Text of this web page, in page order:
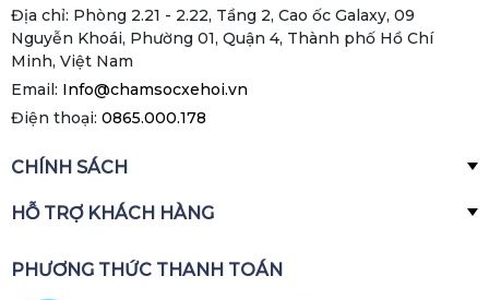
Địa chỉ: Phòng 2.21 - 2.22, Tầng 2, Cao ốc Galaxy, 09
Nguyễn Khoái, Phường 01, Quận 4, Thành phố Hồ Chí
Minh, Việt Nam
Email: Info@chamsocxehoi.vn
Điện thoại: 0865.000.178
CHÍNH SÁCH
HỖ TRỢ KHÁCH HÀNG
PHƯƠNG THỨC THANH TOÁN